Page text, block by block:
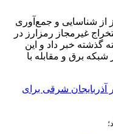
از شناسایی و جمع‌آوری
از ۶ مرکز استخراج غیرمجاز رمزارز در
خبر داد و این
شبکه برق و مقابله با